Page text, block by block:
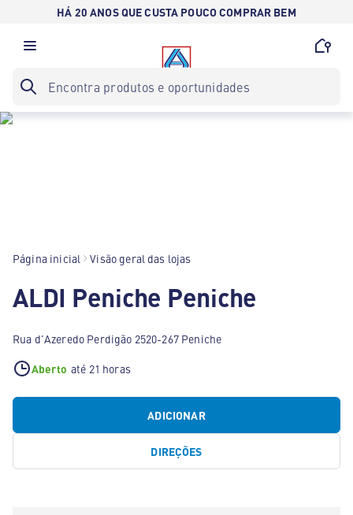
HÁ 20 ANOS QUE CUSTA POUCO COMPRAR BEM
Página inicial Visão geral das lojas
ALDI Peniche Peniche
Rua d'Azeredo Perdigão 2520-267 Peniche
Aberto até 21 horas
ADICIONAR
DIREÇÕES